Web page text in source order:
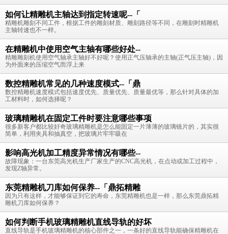
如何让精雕机主轴达到指定转速呢--「
精雕机雕刻不同工件，根据工件的雕刻材质、雕刻路径等不同，在雕刻时精雕机
主轴转速也不一样。
在精雕机中使用空气主轴有哪些好处--
精雕雕刻机使用空气轴承主轴好不好呢？使用正气压轴承的主轴(正气压主轴)，因
为外面来的压缩空气而浮上来
数控精雕机常见的几种速度模式--「鼎
数控精雕机速度模式包括速度优先、质量优先、质量最优等，那么针对具体的加
工材料时，如何选择呢？
玻璃精雕机在固定工件时要注意哪些事项
很多新客户都比较好奇玻璃精雕机是怎么能固定一片薄薄的玻璃镜片的，其实很
简单，利用夹具和抽真空，把玻璃片牢牢吸在
影响高光机加工精度异常情况有哪些--
故障现象：一台东莞高光机生产厂家生产的CNC高光机，在点动或加工过程中，
发现Z轴异常。
东莞精雕机刀库如何保养--「鼎拓精雕
因为只有这样，才能够保证到它的寿命，东莞精雕机也是一样，那么东莞鼎拓精
雕机刀库如何保养？
如何判断手机玻璃精雕机直线导轨的好坏
直线导轨是手机玻璃精雕机的核心部件之一，一条好的直线导轨能确保精雕机在